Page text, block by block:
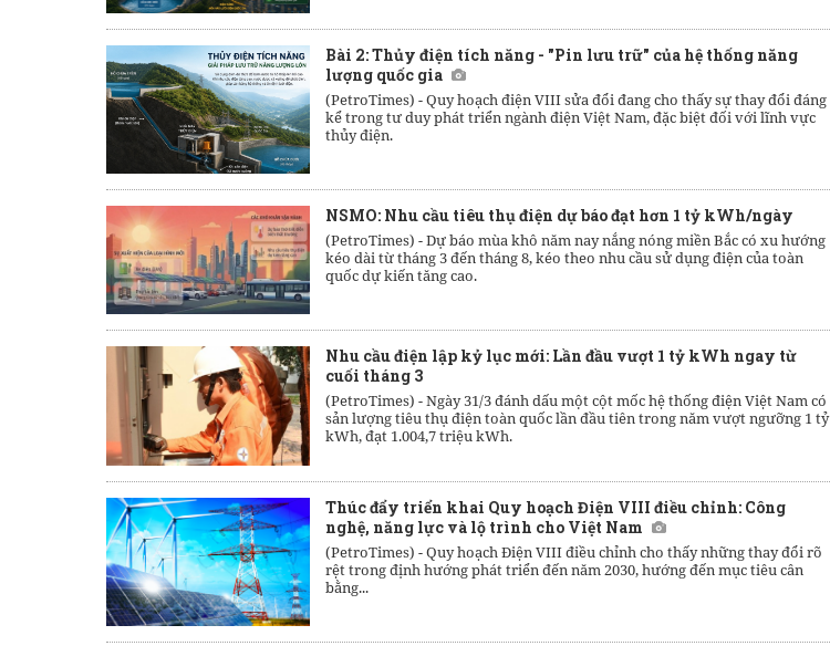
Bài 2: Thủy điện tích năng - "Pin lưu trữ" của hệ thống năng
lượng quốc gia
(PetroTimes) -Quy hoạch điện VIII sửa đổi đang cho thấy sự thay đổi đáng
kể trong tư duy phát triển ngành điện Việt Nam, đặc biệt đối với lĩnh vực
thủy điện.
NSMO: Nhu cầu tiêu thụ điện dự báo đạt hơn 1 tỷ kWh/ngày
(PetroTimes) -Dự báo mùa khô năm nay nắng nóng miền Bắc có xu hướng
kéo dài từ tháng 3 đến tháng 8, kéo theo nhu cầu sử dụng điện của toàn
quốc dự kiến tăng cao.
Nhu cầu điện lập kỷ lục mới: Lần đầu vượt 1 tỷ kWh ngay từ
cuối tháng 3
(PetroTimes) -Ngày 31/3 đánh dấu một cột mốc hệ thống điện Việt Nam có
sản lượng tiêu thụ điện toàn quốc lần đầu tiên trong năm vượt ngưỡng 1 tỷ
kWh, đạt 1.004,7 triệu kWh.
Thúc đẩy triển khai Quy hoạch Điện VIII điều chỉnh: Công
nghệ, năng lực và lộ trình cho Việt Nam
(PetroTimes) -Quy hoạch Điện VIII điều chỉnh cho thấy những thay đổi rõ
rệt trong định hướng phát triển đến năm 2030, hướng đến mục tiêu cân
bằng...